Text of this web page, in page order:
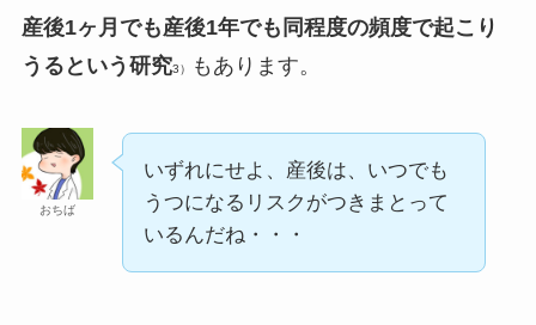
産後1ヶ月でも産後1年でも同程度の頻度で起こり
うるという研究3） もあります。
おちば
いずれにせよ、産後は、いつでも
うつになるリスクがつきまとって
いるんだね・・・